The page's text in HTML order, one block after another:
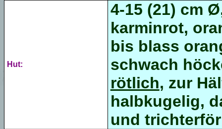
Hut:
4-15 (21) cm
karminrot,
bis blass
schwach
rötlich, zur
halbkugelig,
und